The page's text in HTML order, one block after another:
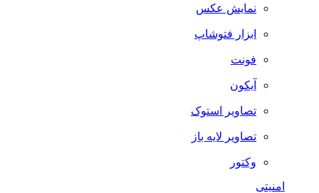
نمایش عکس
ابزار فتوشاپ
فونت
آیکون
تصاویر استوک
تصاویر لایه باز
وکتور
امنیتی